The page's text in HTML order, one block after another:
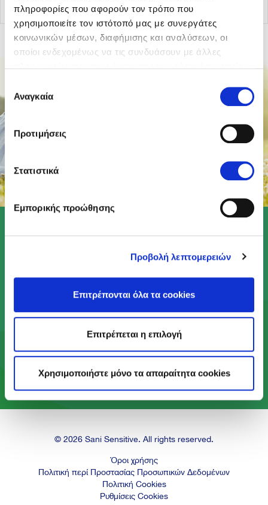
πληροφορίες που αφορούν τον τρόπο που
χρησιμοποιείτε τον ιστότοπό μας με συνεργάτες
κοινωνικών μέσων, διαφήμισης και αναλύσεων, οι
οποίοι ενδεχομένως να τις συνδυάσουν με άλλες
των υπηρεσιών τους.
συγκατάθεσης
Αναγκαία
Προτιμήσεις
Στατιστικά
Εμπορικής προώθησης
Προβολή λεπτομερειών
Επιτρέπονται όλα τα cookies
Επιτρέπεται η επιλογή
Χρησιμοποιήστε μόνο τα απαραίτητα cookies
Με το Πρόγραμμα Act Green, κάνουμε πράξη το
αίσθημα φροντίδας που βρίσκεται στον πυρήνα
του DNA μας, ώστε να προσφέρουμε ένα
Μάθε περισσότερα
© 2026 Sani Sensitive. All rights reserved.
Όροι χρήσης
Πολιτική περί Προστασίας Προσωπικών Δεδομένων
Πολιτική Cookies
Ρυθμίσεις Cookies